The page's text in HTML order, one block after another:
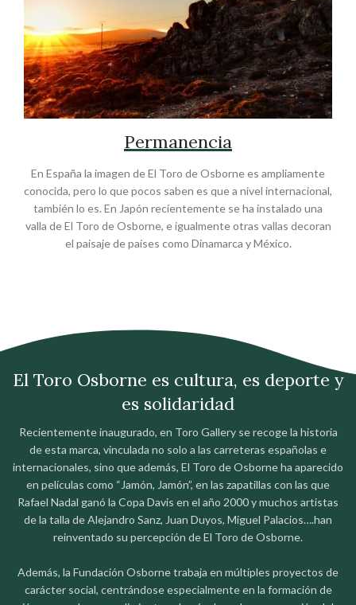
Permanencia
En España la imagen de El Toro de Osborne es ampliamente
conocida, pero lo que pocos saben es que a nivel internacional,
también lo es. En Japón recientemente se ha instalado una
valla de El Toro de Osborne, e igualmente otras vallas decoran
el paisaje de países como Dinamarca y México.
El Toro Osborne es cultura, es deporte y
es solidaridad
Recientemente inaugurado, en Toro Gallery se recoge la historia
de esta marca, vinculada no solo a las carreteras españolas e
internacionales, sino que además, El Toro de Osborne ha aparecido
en películas como “Jamón, Jamón”, en las zapatillas con las que
Rafael Nadal ganó la Copa Davis en el año 2000 y muchos artistas
de la talla de Alejandro Sanz, Juan Duyos, Miguel Palacios….han
reinventado su percepción de El Toro de Osborne.
Además, la Fundación Osborne trabaja en múltiples proyectos de
carácter social, centrándose especialmente en la formación de